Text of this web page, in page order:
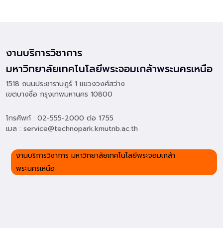
งานบริการวิชาการ
มหาวิทยาลัยเทคโนโลยีพระจอมเกล้าพระนครเหนือ
1518 ถนนประชาราษฎร์ 1 แขวงวงศ์สว่าง
เขตบางซื่อ กรุงเทพมหานคร 10800
โทรศัพท์ : 02-555-2000 ต่อ 1755
เมล : service@technopark.kmutnb.ac.th
งานบริการวิชาการ มหาวิทยาลัยเทคโนโลยีพระจอมเกล้า
พระนครเหนือ